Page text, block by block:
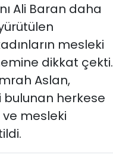
Ali Baran daha
mesleki
dikkat çekti.
Aslan,
bulunan herkese
mesleki